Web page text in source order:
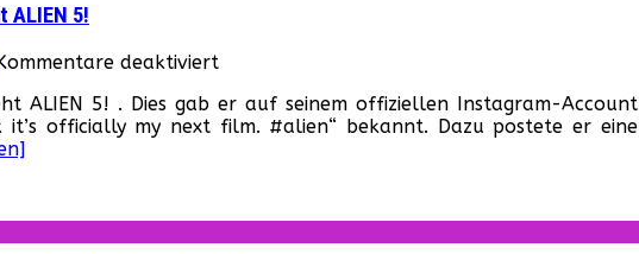
ALIEN 5!
deaktiviert
Blomkamp
(DISTRICT
5!
ALIEN 5! . Dies gab er auf seinem offiziellen Instagram-Account
officially my next film. #alien“ bekannt. Dazu postete er eine